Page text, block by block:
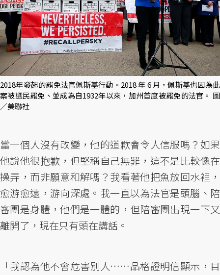
2018年發起的罷免法官佩斯基行動。2018 年 6 月，佩斯基也因為此
案被選民罷免、並成為自1932年以來，加州首度被罷免的法官。 圖
／美聯社
當一個人沒有改變，他的道歉會令人信服嗎？如果
他說他很抱歉，但堅稱自己無罪，這不是比較像在
操弄，而非願意和解嗎？我看著他把魚放回水裡，
愈游愈遠，游向深處。我一直以為法官是頭腦、陪
審團是身體，他們是一體的，但陪審團出現一下又
離開了，現在只有頭在講話。
「我認為他不會危害別人……品格證明信顯示，目